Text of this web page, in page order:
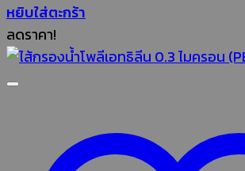
หยิบใส่ตะกร้า
ลดราคา!